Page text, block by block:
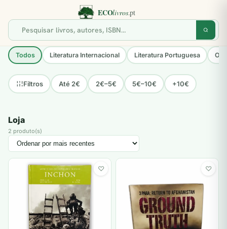
Todos Literatura Internacional Literatura Portuguesa
Filtros Até 2€ 2€–5€ 5€–10€ +10€
Loja
2 produto(s)
♡ ♡